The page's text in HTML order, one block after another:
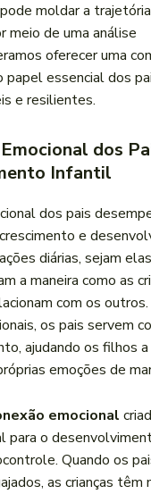
moldar a
meio de uma análise
oferecer uma
papel essencial dos
e resilientes.
​dos‍
Infantil
dos⁢ pais
e
diárias, ‌sejam
a maneira como ‌as
com os
os pais servem
ajudando ‌os filhos a
emoções de
emocional
‍para ⁣o⁢
Quando os
‌as crianças têm